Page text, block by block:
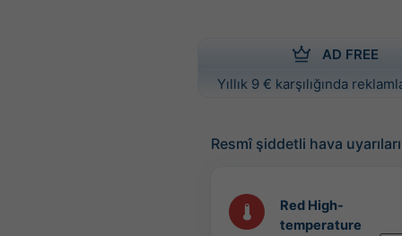
AD FREE
Yıllık 9 € karşılığında
Resmî şiddetli hava uyarıları
Red High-
temperature